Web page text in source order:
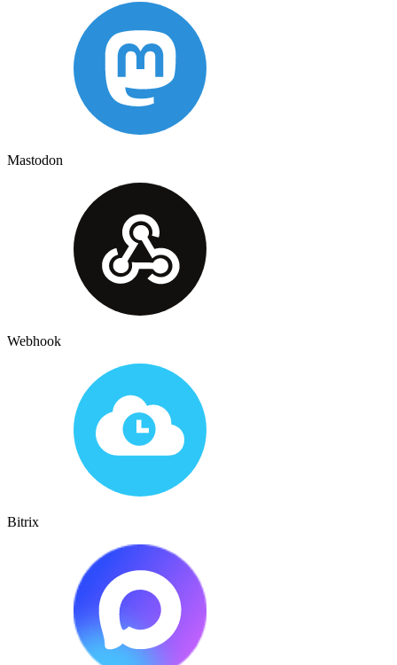
Mastodon
Webhook
Bitrix